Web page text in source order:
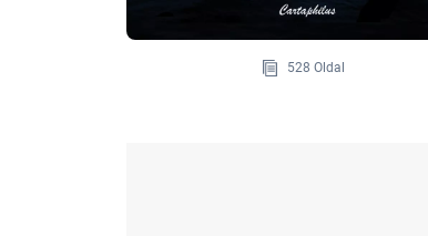
528 Oldal